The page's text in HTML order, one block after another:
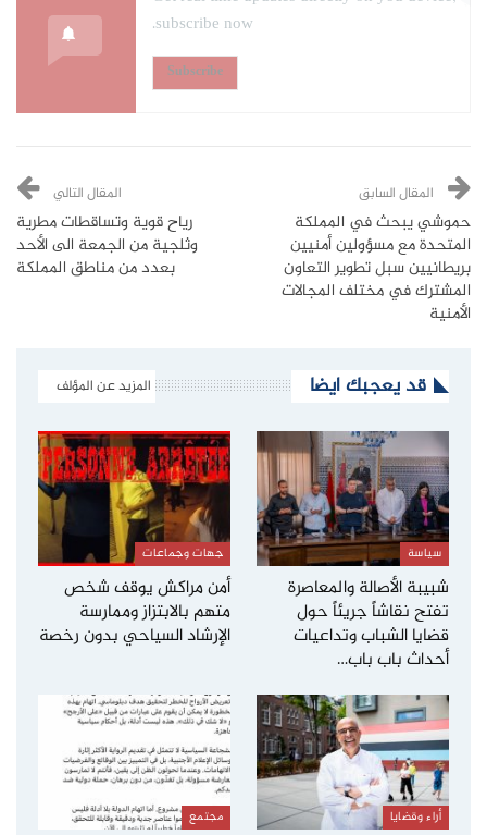
subscribe now.
Subscribe
المقال السابق
حموشي يبحث في المملكة
المتحدة مع مسؤولين أمنيين
بريطانيين سبل تطوير التعاون
المشترك في مختلف المجالات
الأمنية
المقال التالي
رياح قوية وتساقطات مطرية
وثلجية من الجمعة الى الأحد
بعدد من مناطق المملكة
قد يعجبك ايضا المزيد عن المؤلف
سياسة
شبيبة الأصالة والمعاصرة
تفتح نقاشاً جريئاً حول
قضايا الشباب وتداعيات
أحداث باب باب…
جهات وجماعات
أمن مراكش يوقف شخص
متهم بالابتزاز وممارسة
الإرشاد السياحي بدون رخصة
أراء وقضايا مجتمع